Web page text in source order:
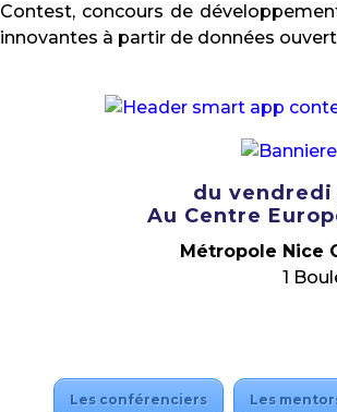
Contest, concours de
innovantes à partir de données
du vendredi
Au Centre
Métropole Nice
1
Les conférenciers Les